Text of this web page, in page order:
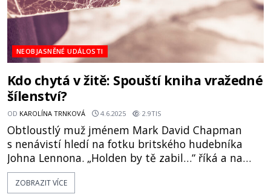
NEOBJASNĚNÉ UDÁLOSTI
Kdo chytá v žitě: Spouští kniha vražedné
šílenství?
OD KAROLÍNA TRNKOVÁ 4.6.2025 2.9TIS
Obtloustlý muž jménem Mark David Chapman
s nenávistí hledí na fotku britského hudebníka
Johna Lennona. „Holden by tě zabil…“ říká a na
chvíli se usměje při pomyšlení na Holdena
Caulfielda, hrdinu knihy, která mu změnila život.
ZOBRAZIT VÍCE